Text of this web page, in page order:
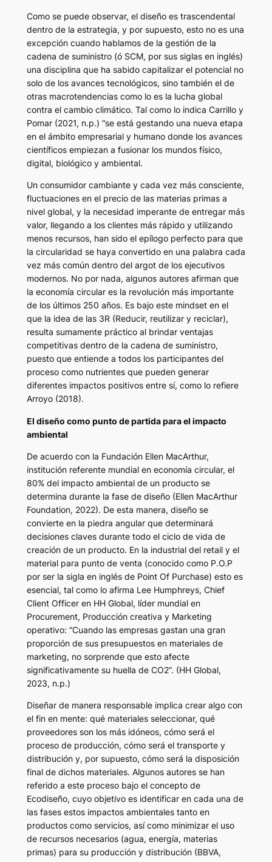
Como se puede observar, el diseño es trascendental
dentro de la estrategia, y por supuesto, esto no es una
excepción cuando hablamos de la gestión de la
cadena de suministro (ó SCM, por sus siglas en inglés)
una disciplina que ha sabido capitalizar el potencial no
solo de los avances tecnológicos, sino también el de
otras macrotendencias como lo es la lucha global
contra el cambio climático. Tal como lo indica Carrillo y
Pomar (2021, n.p.) “se está gestando una nueva etapa
en el ámbito empresarial y humano donde los avances
científicos empiezan a fusionar los mundos físico,
digital, biológico y ambiental.
Un consumidor cambiante y cada vez más consciente,
fluctuaciones en el precio de las materias primas a
nivel global, y la necesidad imperante de entregar más
valor, llegando a los clientes más rápido y utilizando
menos recursos, han sido el epílogo perfecto para que
la circularidad se haya convertido en una palabra cada
vez más común dentro del argot de los ejecutivos
modernos. No por nada, algunos autores afirman que
la economía circular es la revolución más importante
de los últimos 250 años. Es bajo este mindset en el
que la idea de las 3R (Reducir, reutilizar y reciclar),
resulta sumamente práctico al brindar ventajas
competitivas dentro de la cadena de suministro,
puesto que entiende a todos los participantes del
proceso como nutrientes que pueden generar
diferentes impactos positivos entre sí, como lo refiere
Arroyo (2018).
El diseño como punto de partida para el impacto
ambiental
De acuerdo con la Fundación Ellen MacArthur,
institución referente mundial en economía circular, el
80% del impacto ambiental de un producto se
determina durante la fase de diseño (Ellen MacArthur
Foundation, 2022). De esta manera, diseño se
convierte en la piedra angular que determinará
decisiones claves durante todo el ciclo de vida de
creación de un producto. En la industrial del retail y el
material para punto de venta (conocido como P.O.P
por ser la sigla en inglés de Point Of Purchase) esto es
esencial, tal como lo afirma Lee Humphreys, Chief
Client Officer en HH Global, líder mundial en
Procurement, Producción creativa y Marketing
operativo: “Cuando las empresas gastan una gran
proporción de sus presupuestos en materiales de
marketing, no sorprende que esto afecte
significativamente su huella de CO2”. (HH Global,
2023, n.p.)
Diseñar de manera responsable implica crear algo con
el fin en mente: qué materiales seleccionar, qué
proveedores son los más idóneos, cómo será el
proceso de producción, cómo será el transporte y
distribución y, por supuesto, cómo será la disposición
final de dichos materiales. Algunos autores se han
referido a este proceso bajo el concepto de
Ecodiseño, cuyo objetivo es identificar en cada una de
las fases estos impactos ambientales tanto en
productos como servicios, así como minimizar el uso
de recursos necesarios (agua, energía, materias
primas) para su producción y distribución (BBVA,